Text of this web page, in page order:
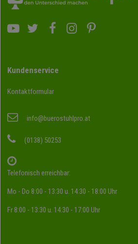
Kundenservice
Kontaktformular
info@buerostuhlpro.at
(0138) 50253
Telefonisch erreichbar:
Mo - Do 8:00 - 13:30 u. 14:30 - 18:00 Uhr
Fr 8:00 - 13:30 u. 14:30 - 17:00 Uhr